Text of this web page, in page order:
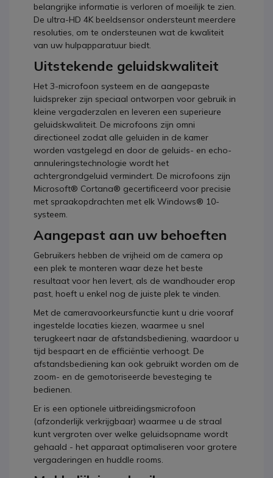
belangrijke informatie is verloren of moeilijk te zien.
De ultra-HD 4K beeldsensor ondersteunt meerdere
resoluties, om te ondersteunen wat de kwaliteit
van uw hulpapparatuur biedt.
Uitstekende geluidskwaliteit
Het 3-microfoon systeem en de aangepaste
luidspreker zijn speciaal ontworpen voor gebruik in
kleine vergaderzalen en leveren een superieure
geluidskwaliteit. De microfoons zijn omni
directioneel zodat alle geluiden in de kamer
worden vastgelegd en door de geluids- en echo-
annuleringstechnologie wordt het
achtergrondgeluid vermindert. De microfoons zijn
Microsoft® Cortana® gecertificeerd voor precisie
met spraakopdrachten met elk Windows® 10-
systeem.
Aangepast aan uw behoeften
Gebruikers hebben de vrijheid om de camera op
een plek te monteren waar deze het beste
resultaat voor hen levert, als de wandhouder erop
past, hoeft u enkel nog de juiste plek te vinden.
Met de cameravoorkeursfunctie kunt u drie vooraf
ingestelde locaties kiezen, waarmee u snel
terugkeert naar de afstandsbediening, waardoor u
tijd bespaart en de efficiëntie verhoogt. De
afstandsbediening kan ook gebruikt worden om de
zoom- en de gemotoriseerde bevesteging te
bedienen.
Er is een optionele uitbreidingsmicrofoon
(afzonderlijk verkrijgbaar) waarmee u de straal
kunt vergroten over welke geluidsopname wordt
gehaald - het apparaat optimaliseren voor grotere
vergaderingen en huddle rooms.